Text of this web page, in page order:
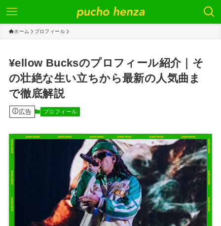
ホーム プロフィール
¥ellow Bucksのプロフィール紹介｜そ
の壮絶な生い立ちから最新の人気曲ま
で徹底解説
広告 プロフィール